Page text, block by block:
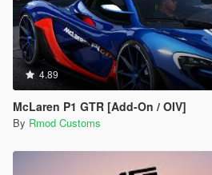
4.89
McLaren P1 GTR [Add-On / OIV]
By Rmod Customs